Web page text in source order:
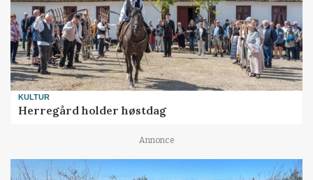
KULTUR
Herregård holder høstdag
Annonce